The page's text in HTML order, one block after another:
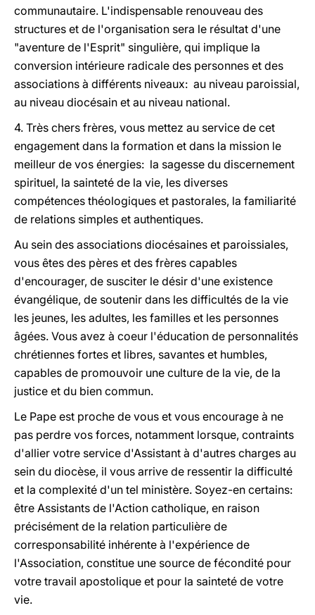
communautaire. L'indispensable renouveau des
structures et de l'organisation sera le résultat d'une
"aventure de l'Esprit" singulière, qui implique la
conversion intérieure radicale des personnes et des
associations à différents niveaux: au niveau paroissial,
au niveau diocésain et au niveau national.
4. Très chers frères, vous mettez au service de cet
engagement dans la formation et dans la mission le
meilleur de vos énergies: la sagesse du discernement
spirituel, la sainteté de la vie, les diverses
compétences théologiques et pastorales, la familiarité
de relations simples et authentiques.
Au sein des associations diocésaines et paroissiales,
vous êtes des pères et des frères capables
d'encourager, de susciter le désir d'une existence
évangélique, de soutenir dans les difficultés de la vie
les jeunes, les adultes, les familles et les personnes
âgées. Vous avez à coeur l'éducation de personnalités
chrétiennes fortes et libres, savantes et humbles,
capables de promouvoir une culture de la vie, de la
justice et du bien commun.
Le Pape est proche de vous et vous encourage à ne
pas perdre vos forces, notamment lorsque, contraints
d'allier votre service d'Assistant à d'autres charges au
sein du diocèse, il vous arrive de ressentir la difficulté
et la complexité d'un tel ministère. Soyez-en certains:
être Assistants de l'Action catholique, en raison
précisément de la relation particulière de
corresponsabilité inhérente à l'expérience de
l'Association, constitue une source de fécondité pour
votre travail apostolique et pour la sainteté de votre
vie.